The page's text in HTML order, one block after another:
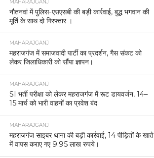
MAHARAJGANJ
नौतनवां में पुलिस-एसएसबी की बड़ी कार्रवाई, बुद्ध भगवान की
मूर्ति के साथ दो गिरफ्तार ।
MAHARAJGANJ
महराजगंज में समाजवादी पार्टी का प्रदर्शन, गैस संकट को
लेकर जिलाधिकारी को सौंपा ज्ञापन।
MAHARAJGANJ
SI भर्ती परीक्षा को लेकर महराजगंज में रूट डायवर्जन, 14–
15 मार्च को भारी वाहनों का प्रवेश बंद
MAHARAJGANJ
महराजगंज साइबर थाना की बड़ी कार्रवाई, 14 पीड़ितों के खाते
में वापस कराए गए 9.95 लाख रुपये।